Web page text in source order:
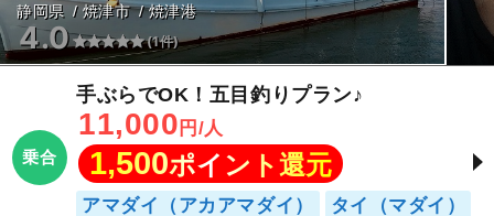
静岡県 焼津市 焼津港
4.0 (1件)
乗合
手ぶらでOK！五目釣りプラン♪
11,000 円/人
1,500ポイント還元
アマダイ（アカアマダイ） タイ（マダイ）